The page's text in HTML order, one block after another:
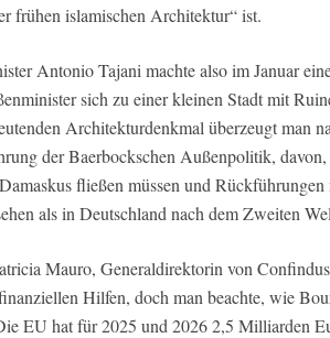
frühen islamischen Architektur“ ist.
Antonio Tajani machte also im Januar
sich zu einer kleinen Stadt mit
Architekturdenkmal überzeugt man
der Baerbockschen Außenpolitik, davon,
fließen müssen und
als in Deutschland nach dem Zweiten
Mauro, Generaldirektorin von
Hilfen, doch man beachte, wie
EU hat für 2025 und 2026 2,5 Milliarden